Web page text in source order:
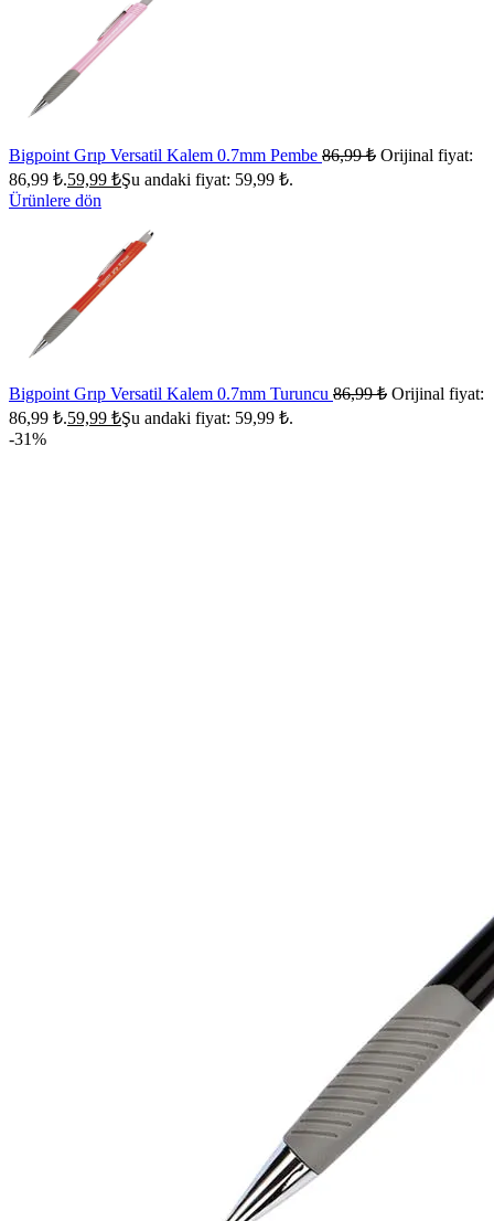
Bigpoint Grıp Versatil Kalem 0.7mm Pembe 86,99₺ Orijinal fiyat:
86,99 ₺.59,99 ₺Şu andaki fiyat: 59,99 ₺.
Ürünlere dön
Bigpoint Grıp Versatil Kalem 0.7mm Turuncu 86,99₺ Orijinal fiyat:
86,99 ₺.59,99 ₺Şu andaki fiyat: 59,99 ₺.
-31%